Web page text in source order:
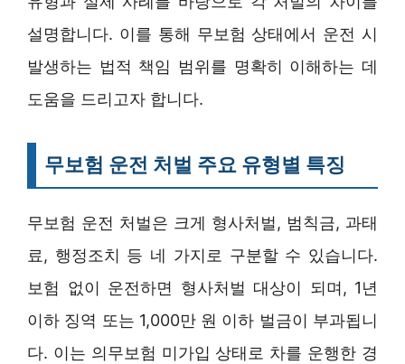
설명합니다. 이를 통해 무보험 상태에서 운전 시
발생하는 법적 책임 범위를 명확히 이해하는 데
도움을 드리고자 합니다.
무보험 운전 처벌 주요 유형별 특징
무보험 운전 처벌은 크게 형사처벌, 범칙금, 과태
료, 행정조치 등 네 가지로 구분할 수 있습니다.
보험 없이 운전하면 형사처벌 대상이 되며, 1년
이하 징역 또는 1,000만 원 이하 벌금이 부과됩니
다. 이는 의무보험 미가입 상태로 차를 운행한 경